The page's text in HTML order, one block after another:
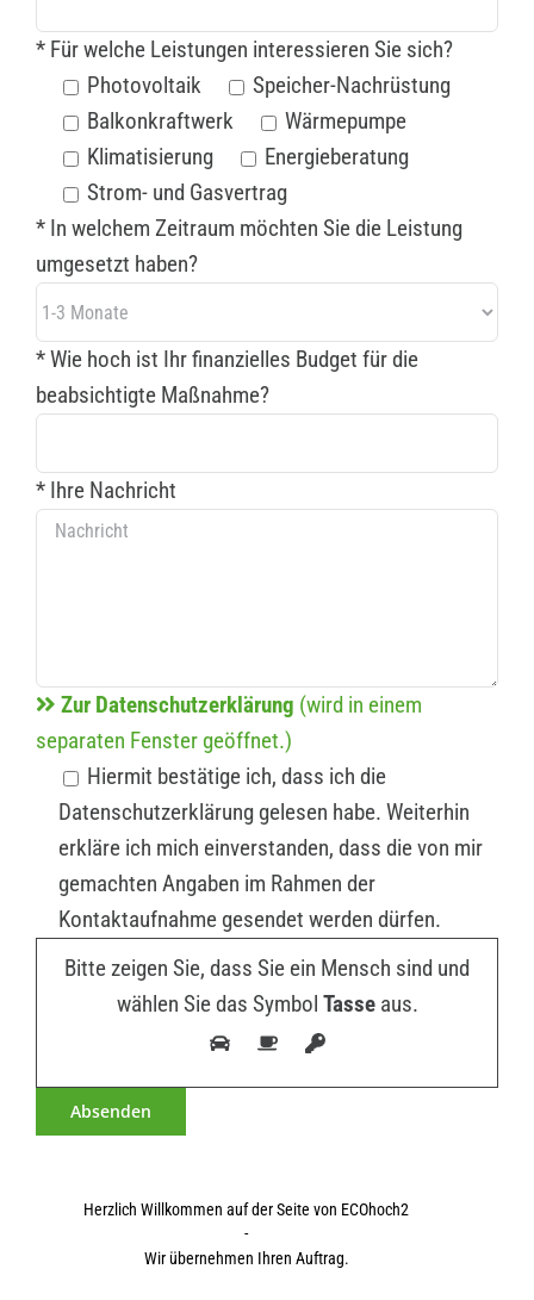
* Für welche Leistungen interessieren Sie sich?
Photovoltaik
Speicher-Nachrüstung
Balkonkraftwerk
Wärmepumpe
Klimatisierung
Energieberatung
Strom- und Gasvertrag
* In welchem Zeitraum möchten Sie die Leistung
umgesetzt haben?
* Wie hoch ist Ihr finanzielles Budget für die
beabsichtigte Maßnahme?
* Ihre Nachricht
Zur Datenschutzerklärung (wird in einem
separaten Fenster geöffnet.)
Hiermit bestätige ich, dass ich die
Datenschutzerklärung gelesen habe. Weiterhin
erkläre ich mich einverstanden, dass die von mir
gemachten Angaben im Rahmen der
Kontaktaufnahme gesendet werden dürfen.
Bitte zeigen Sie, dass Sie ein Mensch sind und
wählen Sie das Symbol Tasseaus.
Herzlich Willkommen auf der Seite von ECOhoch2
-
Wir übernehmen Ihren Auftrag.